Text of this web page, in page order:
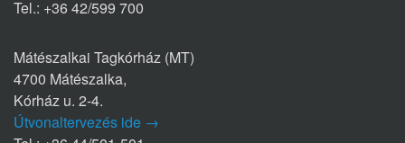
Tel.: +36 42/599 700
Mátészalkai Tagkórház (MT)
4700 Mátészalka,
Kórház u. 2-4.
Útvonaltervezés ide →